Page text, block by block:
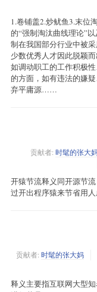
1.卷铺盖2.炒鱿鱼3.末位
的“强制淘汰曲线理论”
制在我国部分行业中被
少数优秀人才因此脱颖
如调动职工的工作积极
的方面，如有违法的嫌
弃平庸源……
贡献者: 时髦的张大
开猿节流释义同开源节
过开出程序猿来节省用人
贡献者: 时髦的张大妈
释义主要指互联网大型